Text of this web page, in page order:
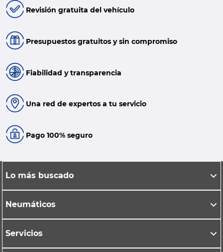
Revisión gratuita del vehículo
Presupuestos gratuitos y sin compromiso
Fiabilidad y transparencia
Una red de expertos a tu servicio
Pago 100% seguro
Lo más buscado
Neumáticos
Servicios